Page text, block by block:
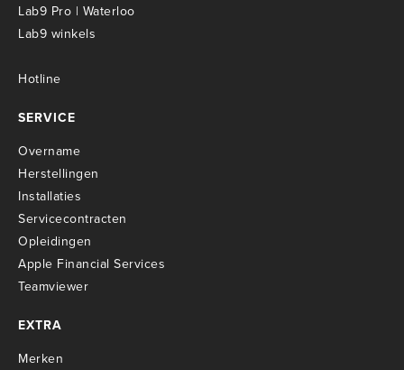
Lab9 Pro | Waterloo
Lab9 winkels
Hotline
SERVICE
Overname
Herstellingen
Installaties
Servicecontracten
Opleidingen
Apple Financial Services
Teamviewer
EXTRA
Merken